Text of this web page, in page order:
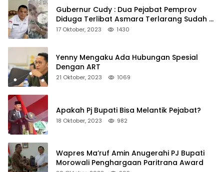
Gubernur Cudy : Dua Pejabat Pemprov
Diduga Terlibat Asmara Terlarang Sudah di
Non Job
17 Oktober, 2023 1430
Yenny Mengaku Ada Hubungan Spesial
Dengan ART
21 Oktober, 2023 1069
Apakah Pj Bupati Bisa Melantik Pejabat?
18 Oktober, 2023 982
Wapres Ma’ruf Amin Anugerahi PJ Bupati
Morowali Penghargaan Paritrana Award